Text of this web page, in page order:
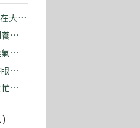
大暑
」｜
？｜
血這
科能
？｜